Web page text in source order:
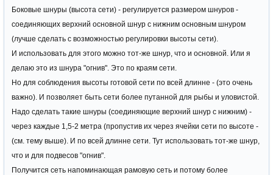
Боковые шнуры (высота сети) - регулируется размером шнуров -
соединяющих верхний основной шнур с нижним основным шнуром
(лучше сделать с возможностью регулировки высоты сети).
И использовать для этого можно тот-же шнур, что и основной. Или я
делаю это из шнура "огнив". Это по краям сети.
Но для соблюдения высоты готовой сети по всей длинне - (это очень
важно). И позволяет быть сети более путанной для рыбы и уловистой.
Надо сделать такие шнуры (соединяющие верхний шнур с нижним) -
через каждые 1,5-2 метра (пропустив их через ячейки сети по высоте -
(см. тему выше). И по всей длинне сети. Тут использовать тот-же шнур,
что и для подвесов "огнив".
Получится сеть напоминающая рамовую сеть и потому более